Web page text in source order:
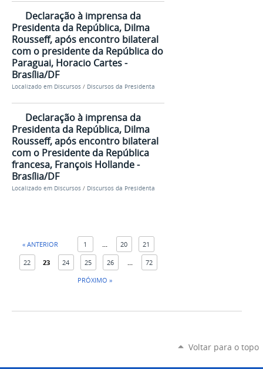
Declaração à imprensa da
Presidenta da República, Dilma
Rousseff, após encontro bilateral
com o presidente da República do
Paraguai, Horacio Cartes -
Brasília/DF
Localizado em Discursos / Discursos da Presidenta
Declaração à imprensa da
Presidenta da República, Dilma
Rousseff, após encontro bilateral
com o Presidente da República
francesa, François Hollande -
Brasília/DF
Localizado em Discursos / Discursos da Presidenta
« ANTERIOR 1 ... 20 21
22 23 24 25 26 ...
72
PRÓXIMO »
Voltar para o topo